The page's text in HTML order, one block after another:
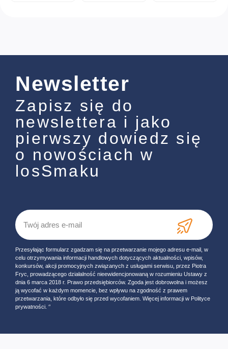
Newsletter
Zapisz się do
newslettera i jako
pierwszy dowiedz się
o nowościach w
losSmaku
Przesyłając formularz zgadzam się na przetwarzanie mojego adresu e-mail, w
celu otrzymywania informacji handlowych dotyczących aktualności, wpisów,
konkursów, akcji promocyjnych związanych z usługami serwisu, przez Piotra
Fryc, prowadzącego działalność nieewidencjonowaną w rozumieniu Ustawy z
dnia 6 marca 2018 r. Prawo przedsiębiorców. Zgoda jest dobrowolna i możesz
ją wycofać w każdym momencie, bez wpływu na zgodność z prawem
przetwarzania, które odbyło się przed wycofaniem. Więcej informacji w Polityce
prywatności. ‘’